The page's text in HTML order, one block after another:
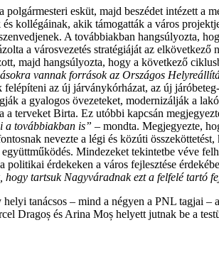
polgármesteri esküt, majd beszédet intézett
kollégáinak, akik támogatták a város
A továbbiakban hangsúlyozta,
a városvezetés stratégiáját az elkövetkező
majd hangsúlyozta, hogy a következő
vannak források az Országos
az új járványkórházat, az új
a gyalogos övezeteket, modernizálják a
a terveket Birta. Ez utóbbi kapcsán
a továbbiakban is” – mondta. Megjegyezte,
nevezte a légi és közúti
Mindezeket tekintetbe véve
érdekeken a város fejlesztése
hogy tartsuk Nagyváradnak ezt a felfelé tartó
tanácsos – mind a négyen a PNL tagjai
Dragoș és Arina Moș helyett jutnak be a